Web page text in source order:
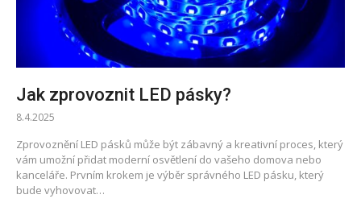
Jak zprovoznit LED pásky?
8.4.2025
Zprovoznění LED pásků může být zábavný a kreativní proces, který
vám umožní přidat moderní osvětlení do vašeho domova nebo
kanceláře. Prvním krokem je výběr správného LED pásku, který
bude vyhovovat…